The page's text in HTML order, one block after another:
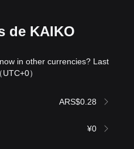
de KAIKO
in other currencies? Last
（UTC+0）
ARS$0.28
¥0